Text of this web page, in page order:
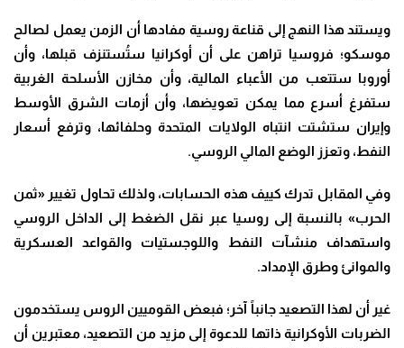
ويستند هذا النهج إلى قناعة روسية مفادها أن الزمن يعمل لصالح
موسكو؛ فروسيا تراهن على أن أوكرانيا ستُستنزف قبلها، وأن
أوروبا ستتعب من الأعباء المالية، وأن مخازن الأسلحة الغربية
ستفرغ أسرع مما يمكن تعويضها، وأن أزمات الشرق الأوسط
وإيران ستشتت انتباه الولايات المتحدة وحلفائها، وترفع أسعار
النفط، وتعزز الوضع المالي الروسي.
وفي المقابل تدرك كييف هذه الحسابات، ولذلك تحاول تغيير «ثمن
الحرب» بالنسبة إلى روسيا عبر نقل الضغط إلى الداخل الروسي
واستهداف منشآت النفط واللوجستيات والقواعد العسكرية
والموانئ وطرق الإمداد.
غير أن لهذا التصعيد جانباً آخر؛ فبعض القوميين الروس يستخدمون
الضربات الأوكرانية ذاتها للدعوة إلى مزيد من التصعيد، معتبرين أن